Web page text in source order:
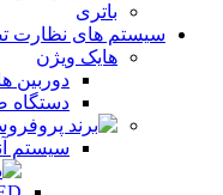
باتری
سیستم های نظارت
هایک ویژن
دوربین
دستگاه
سیستم